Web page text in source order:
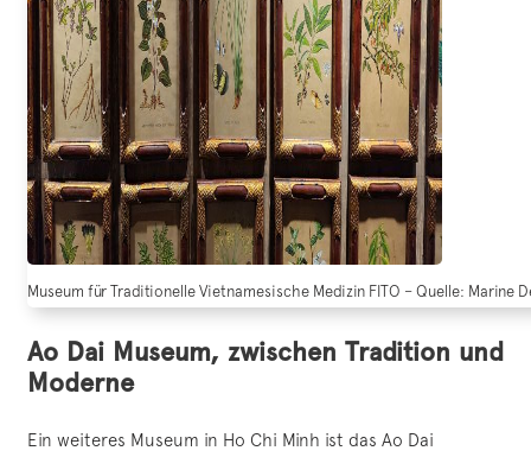
Museum für Traditionelle Vietnamesische Medizin FITO – Quelle: Marine
Ao Dai Museum, zwischen Tradition und
Moderne
Ein weiteres Museum in Ho Chi Minh ist das Ao Dai